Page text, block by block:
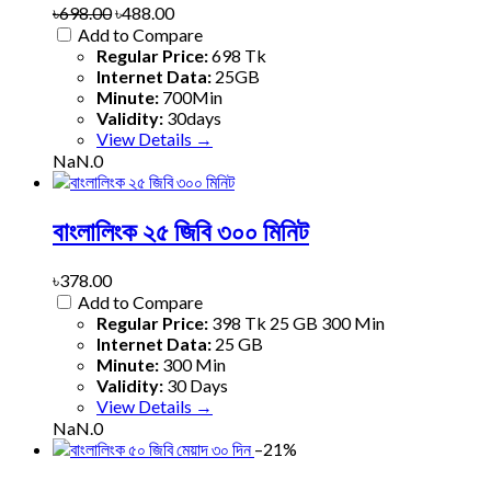
৳698.00৳488.00
Add to Compare
Regular Price:698 Tk
Internet Data: 25GB
Minute: 700Min
Validity: 30days
View Details →
NaN.0
বাংলালিংক ২৫ জিবি ৩০০ মিনিট
৳378.00
Add to Compare
Regular Price: 398 Tk 25 GB 300 Min
Internet Data: 25 GB
Minute: 300 Min
Validity: 30 Days
View Details →
NaN.0
–21%